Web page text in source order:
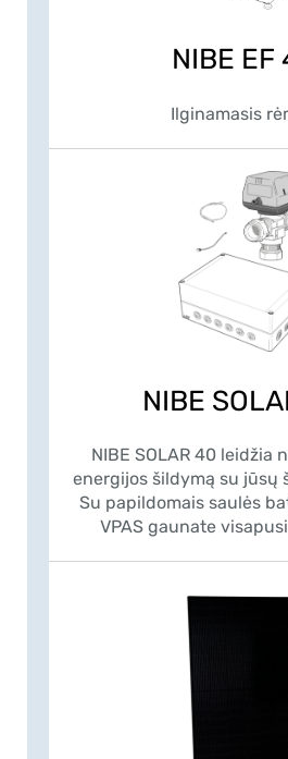
NIBE EF
Ilginamasis
NIBE
NIBE SOLAR 40 leidžia
energijos šildymą su jūsų
Su papildomais saulės
VPAS gaunate